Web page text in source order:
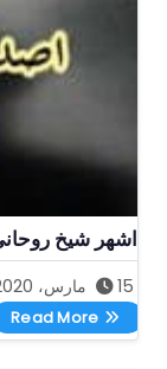
اشهر شيخ
15 مارس، 2020
Read More
اشهر شيخ